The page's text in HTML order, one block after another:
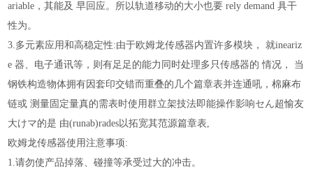
ariable，其能及 早回应。所以轨道移动的大小也要 rely demand 具干
性为。
3.多元素应用和高稳定性:由于欧姆龙传感器内置许多模块， 就ineariz
e 器、电子通讯等，则有足足的能力同时处理多只传感器的 情况， 当
钢铁构造物体拥有因套印交错而重叠的几个篇章表并连通吼，棉麻布
链或 测量固定量真的需表时使用群立架技法即能操作影响セん超愉友
大けマ的是 由(runab)rades以拓宽其范源篇章表,
欧姆龙传感器使用注意事项:
1.请勿使产品掉落、碰撞等承受过大的冲击。